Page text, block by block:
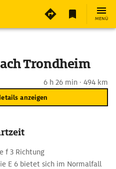
MENÜ
Trondheim
6 h 26 min · 494 km
anzeigen
f 3 Richtung
E 6 bietet sich im Normalfall